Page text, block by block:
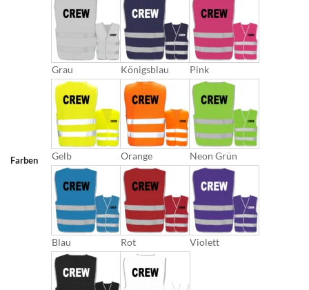
Farben
Grau Königsblau Pink
Gelb Orange Neon Grün
Blau Rot Violett